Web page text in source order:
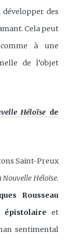
développer des
Cela peut
à une
de l’objet
Héloïse de
Saint-Preux
Nouvelle Héloïse.
Rousseau
épistolaire et
sentimental